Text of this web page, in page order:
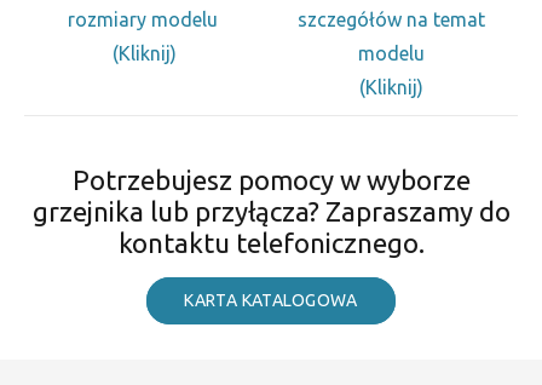
rozmiary modelu
(Kliknij)
szczegółów na temat
modelu
(Kliknij)
Potrzebujesz pomocy w wyborze
grzejnika lub przyłącza? Zapraszamy do
kontaktu telefonicznego.
KARTA KATALOGOWA